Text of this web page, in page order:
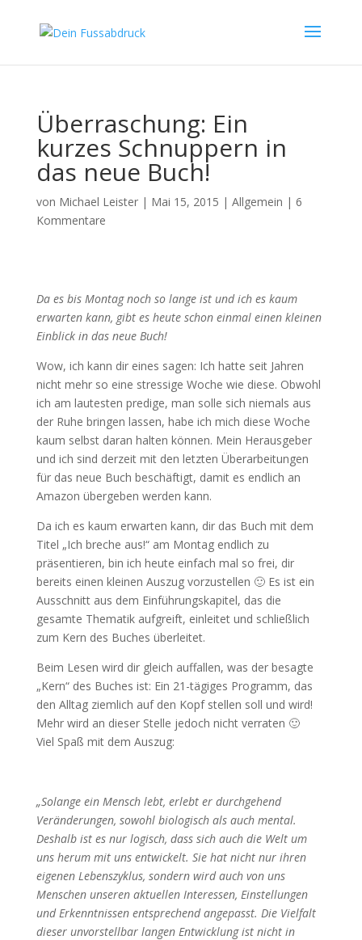
Überraschung: Ein
kurzes Schnuppern in
das neue Buch!
von Michael Leister| Mai 15, 2015 | Allgemein | 6
Kommentare
Da es bis Montag noch so lange ist und ich es kaum
erwarten kann, gibt es heute schon einmal einen kleinen
Einblick in das neue Buch!
Wow, ich kann dir eines sagen: Ich hatte seit Jahren
nicht mehr so eine stressige Woche wie diese. Obwohl
ich am lautesten predige, man solle sich niemals aus
der Ruhe bringen lassen, habe ich mich diese Woche
kaum selbst daran halten können. Mein Herausgeber
und ich sind derzeit mit den letzten Überarbeitungen
für das neue Buch beschäftigt, damit es endlich an
Amazon übergeben werden kann.
Da ich es kaum erwarten kann, dir das Buch mit dem
Titel „Ich breche aus!“ am Montag endlich zu
präsentieren, bin ich heute einfach mal so frei, dir
bereits einen kleinen Auszug vorzustellen 🙂 Es ist ein
Ausschnitt aus dem Einführungskapitel, das die
gesamte Thematik aufgreift, einleitet und schließlich
zum Kern des Buches überleitet.
Beim Lesen wird dir gleich auffallen, was der besagte
„Kern“ des Buches ist: Ein 21-tägiges Programm, das
den Alltag ziemlich auf den Kopf stellen soll und wird!
Mehr wird an dieser Stelle jedoch nicht verraten 🙂
Viel Spaß mit dem Auszug:
„Solange ein Mensch lebt, erlebt er durchgehend
Veränderungen, sowohl biologisch als auch mental.
Deshalb ist es nur logisch, dass sich auch die Welt um
uns herum mit uns entwickelt. Sie hat nicht nur ihren
eigenen Lebenszyklus, sondern wird auch von uns
Menschen unseren aktuellen Interessen, Einstellungen
und Erkenntnissen entsprechend angepasst. Die Vielfalt
dieser unvorstellbar langen Entwicklung ist nicht in